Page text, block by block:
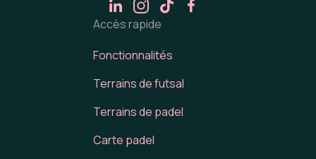
Accès rapide
Fonctionnalités
Terrains de futsal
Terrains de padel
Carte padel